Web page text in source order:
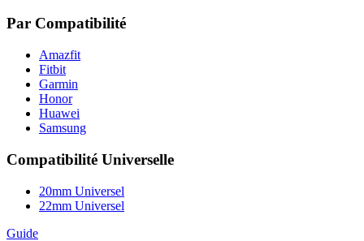
Par Compatibilité
Amazfit
Fitbit
Garmin
Honor
Huawei
Samsung
Compatibilité Universelle
20mm Universel
22mm Universel
Guide